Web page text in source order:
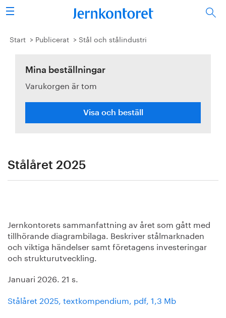
Sök
Stålindustrin
Vision 2050
Forskning/utbildning
Publicerat
Start Publicerat Stål och stålindustri
Mina beställningar
Varukorgen är tom
Visa och beställ
Stålåret 2025
Jernkontorets sammanfattning av året som gått med
tillhörande diagrambilaga. Beskriver stålmarknaden
och viktiga händelser samt företagens investeringar
och strukturutveckling.
Januari 2026. 21 s.
Stålåret 2025, textkompendium, pdf, 1,3 Mb